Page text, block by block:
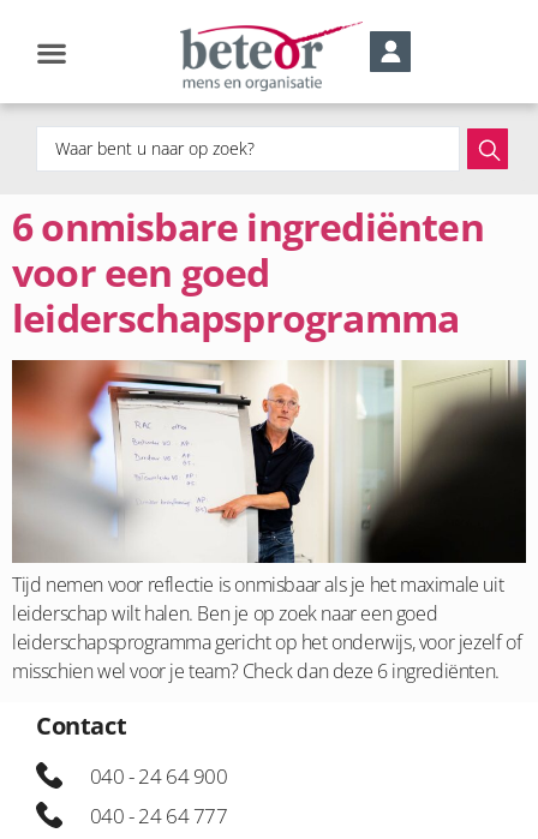
6 onmisbare ingrediënten
voor een goed
leiderschapsprogramma
Tijd nemen voor reflectie is onmisbaar als je het maximale uit
leiderschap wilt halen. Ben je op zoek naar een goed
leiderschapsprogramma gericht op het onderwijs, voor jezelf of
misschien wel voor je team? Check dan deze 6 ingrediënten.
Contact
040 - 24 64 900
040 - 24 64 777